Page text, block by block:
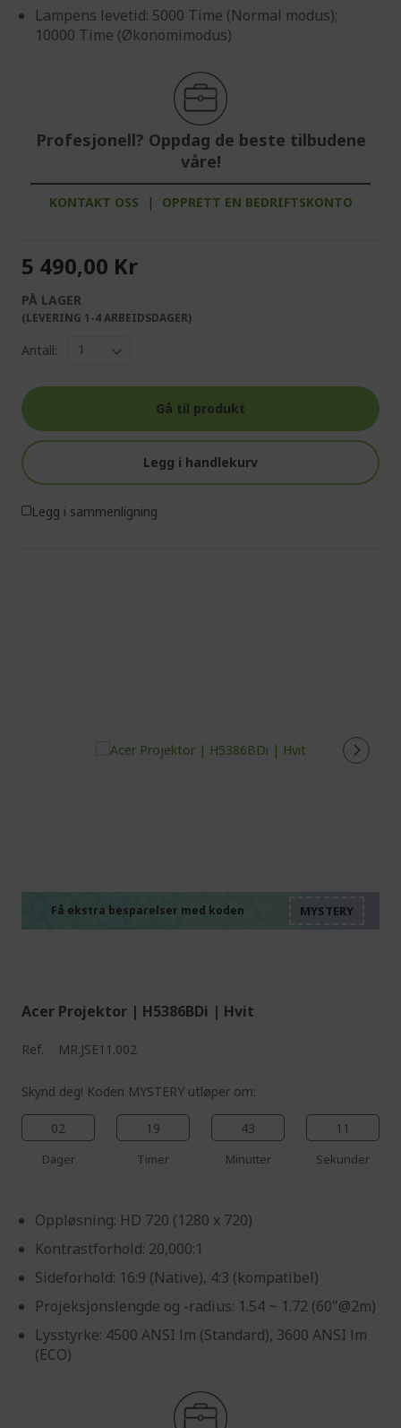
Lampens levetid: 5000 Time (Normal modus);
10000 Time (Økonomimodus)
Profesjonell? Oppdag de beste tilbudene
våre!
KONTAKT OSS | OPPRETT EN BEDRIFTSKONTO
5 490,00 Kr
PÅ LAGER
(LEVERING 1-4 ARBEIDSDAGER)
Antall:
Gå til produkt
Legg i handlekurv
Legg i sammenligning
Få ekstra besparelser med koden
Acer Projektor | H5386BDi | Hvit
Ref. MR.JSE11.002
Skynd deg! Koden MYSTERY utløper om:
02
Dager
19
Timer
43
Minutter
10
Sekunder
Oppløsning: HD 720 (1280 x 720)
Kontrastforhold: 20,000:1
Sideforhold: 16:9 (Native), 4:3 (kompatibel)
Projeksjonslengde og -radius: 1.54 ~ 1.72 (60"@2m)
Lysstyrke: 4500 ANSI lm (Standard), 3600 ANSI lm
(ECO)